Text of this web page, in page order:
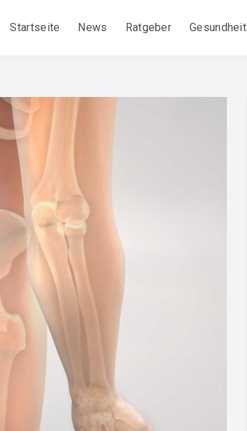
Startseite News Ratgeber Gesundheit